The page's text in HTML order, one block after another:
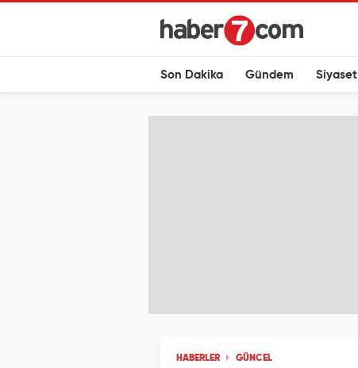
Son Dakika Gündem Siyaset
HABERLER GÜNCEL